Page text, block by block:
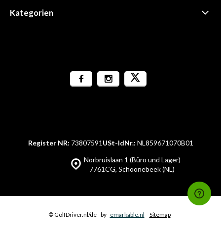
Kategorien
Norbruislaan 1 (Büro und Lager)
7761CG, Schoonebeek (NL)
Register NR: 73807591 USt-IdNr.: NL859671070B01
© GolfDriver.nl/de- by emarkable.nl Sitemap